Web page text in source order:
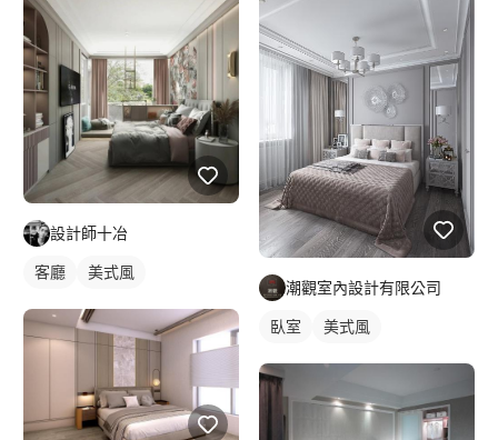
設計師十冶
客廳 美式風
潮觀室內設計有限公司
臥室 美式風